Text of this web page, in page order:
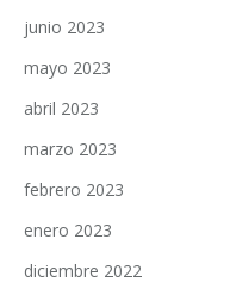
junio 2023
mayo 2023
abril 2023
marzo 2023
febrero 2023
enero 2023
diciembre 2022